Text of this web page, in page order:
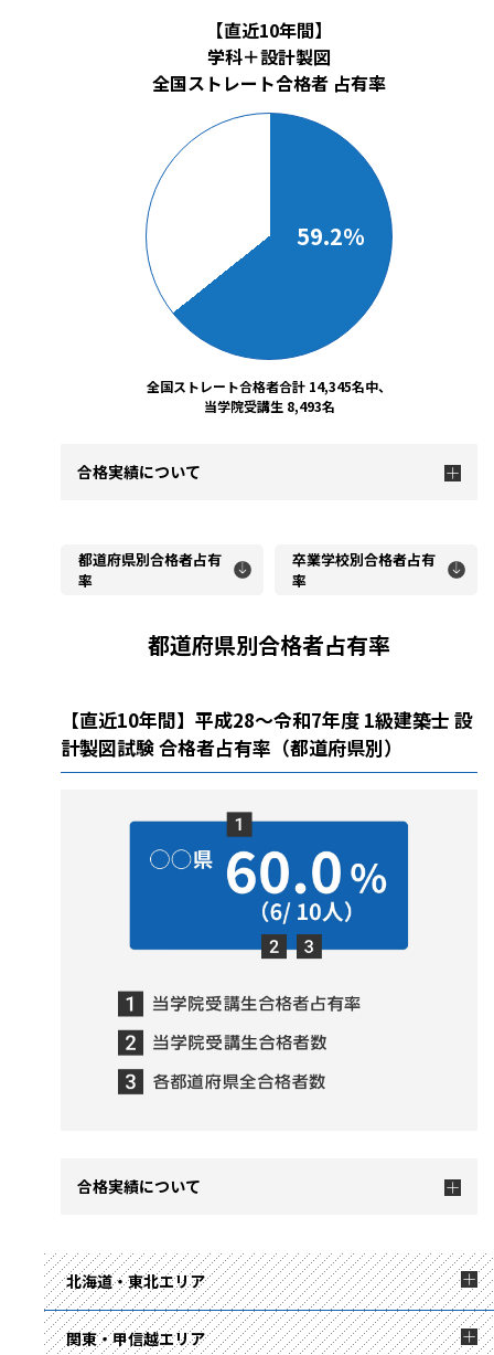
【直近10年間】
学科＋設計製図
全国ストレート合格者 占有率
59.2％
全国ストレート合格者合計 14,345名中、
当学院受講生 8,493名
合格実績について
都道府県別合格者占有
率
卒業学校別合格者占有
率
都道府県別合格者占有率
【直近10年間】平成28～令和7年度 1級建築士 設
計製図試験 合格者占有率（都道府県別）
合格実績について
北海道・東北エリア
関東・甲信越エリア